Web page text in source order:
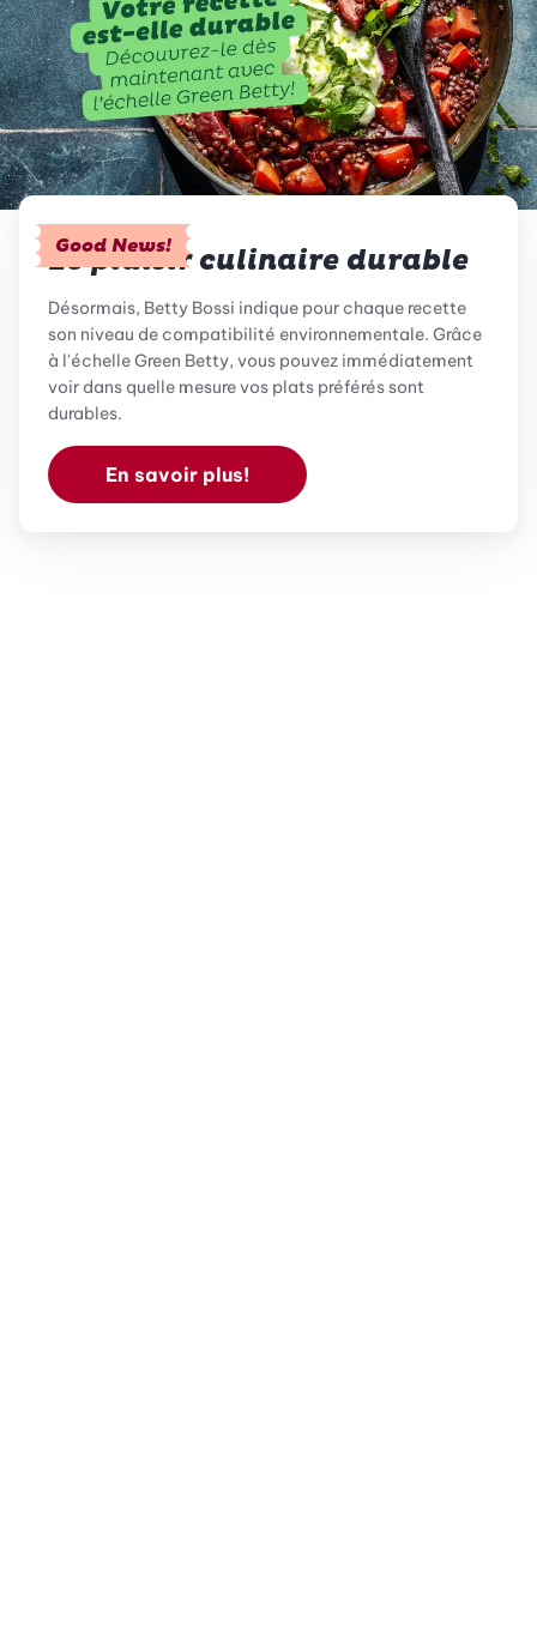
Good News!
Le plaisir culinaire durable
Désormais, Betty Bossi indique pour chaque recette
son niveau de compatibilité environnementale. Grâce
à l'échelle Green Betty, vous pouvez immédiatement
voir dans quelle mesure vos plats préférés sont
durables.
En savoir plus!